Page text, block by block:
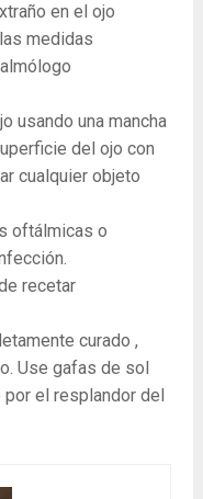
en el ojo
medidas
usando una mancha
del ojo con
cualquier objeto
oftálmicas o
recetar
curado ,
Use gafas de sol
el resplandor del